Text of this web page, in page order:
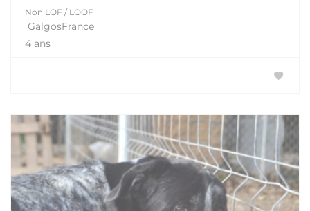
Non LOF / LOOF
GalgosFrance
4 ans